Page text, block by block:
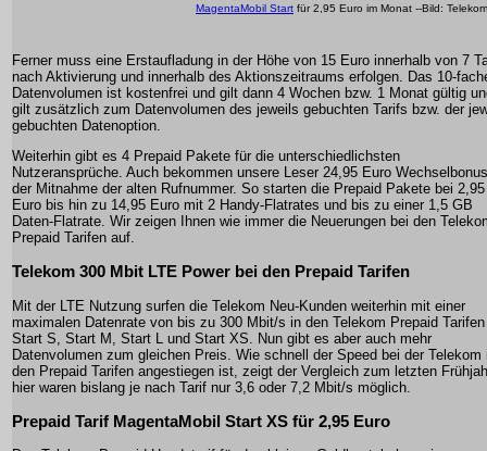
MagentaMobil Start für 2,95 Euro im Monat --Bild: Telekom
Ferner muss eine Erstaufladung in der Höhe von 15 Euro innerhalb von 7
nach Aktivierung und innerhalb des Aktionszeitraums erfolgen. Das 10-
Datenvolumen ist kostenfrei und gilt dann 4 Wochen bzw. 1 Monat gültig
gilt zusätzlich zum Datenvolumen des jeweils gebuchten Tarifs bzw. der
gebuchten Datenoption.
Weiterhin gibt es 4 Prepaid Pakete für die unterschiedlichsten
Nutzeransprüche. Auch bekommen unsere Leser 24,95 Euro
der Mitnahme der alten Rufnummer. So starten die Prepaid Pakete bei 2,95
Euro bis hin zu 14,95 Euro mit 2 Handy-Flatrates und bis zu einer 1,5 GB
Daten-Flatrate. Wir zeigen Ihnen wie immer die Neuerungen bei den
Prepaid Tarifen auf.
Telekom 300 Mbit LTE Power bei den Prepaid Tarifen
Mit der LTE Nutzung surfen die Telekom Neu-Kunden weiterhin mit einer
maximalen Datenrate von bis zu 300 Mbit/s in den Telekom Prepaid Tarifen
Start S, Start M, Start L und Start XS. Nun gibt es aber auch mehr
Datenvolumen zum gleichen Preis. Wie schnell der Speed bei der Telekom
den Prepaid Tarifen angestiegen ist, zeigt der Vergleich zum letzten
hier waren bislang je nach Tarif nur 3,6 oder 7,2 Mbit/s möglich.
Prepaid Tarif MagentaMobil Start XS für 2,95 Euro